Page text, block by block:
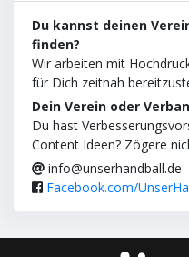
Du kannst deinen
finden?
Wir arbeiten mit
für Dich zeitnah
Dein Verein oder
Du hast
Content Ideen? Zögere
info@unserhandball.de
Facebook.com/